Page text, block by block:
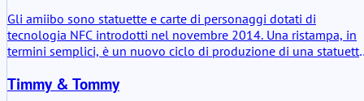
Gli amiibo sono statuette e carte di personaggi dotati di
tecnologia NFC introdotti nel novembre 2014. Una ristampa, in
termini semplici, è un nuovo ciclo di produzione di una
stesso. I dettagli della confezione possono variare leggermente
Timmy & Tommy